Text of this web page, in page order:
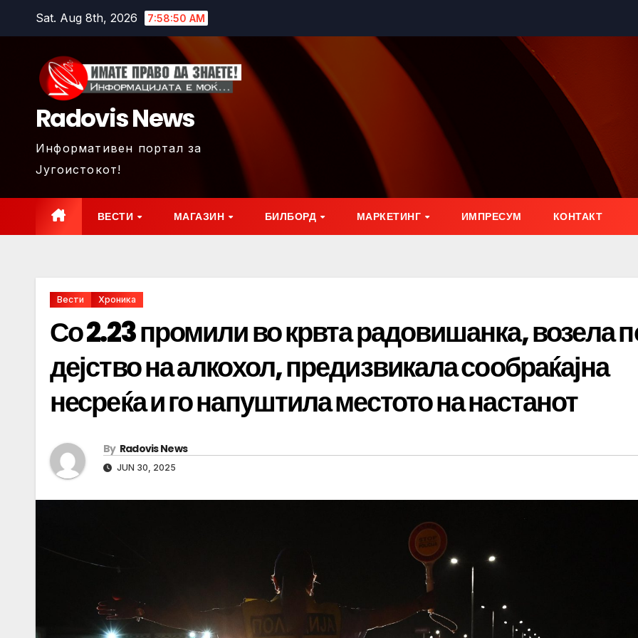
Sat. Aug 8th, 2026 7:58:51 AM
Radovis News
Информативен портал за
Југоистокот!
ВЕСТИ МАГАЗИН БИЛБОРД МАРКЕТИНГ ИМПРЕСУМ КОНТАКТ
Вести Хроника
Со 2.23 промили во крвта радовишанка, возела
дејство на алкохол, предизвикала сообраќајна
несреќа и го напуштила местото на настанот
By Radovis News
JUN 30, 2025